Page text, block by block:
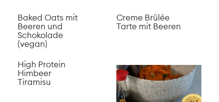
Baked Oats mit
Beeren und
Schokolade
(vegan)
Creme Brûlée
Tarte mit Beeren
High Protein
Himbeer
Tiramisu